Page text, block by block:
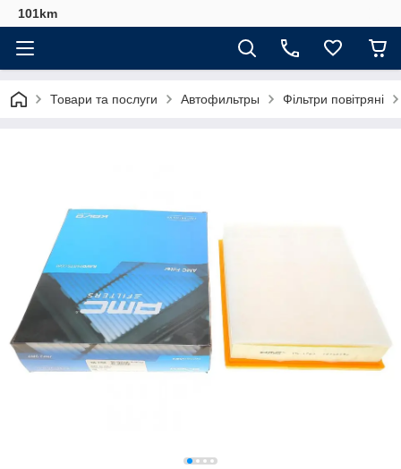
101km
Товари та послуги Автофильтры Фільтри повітряні